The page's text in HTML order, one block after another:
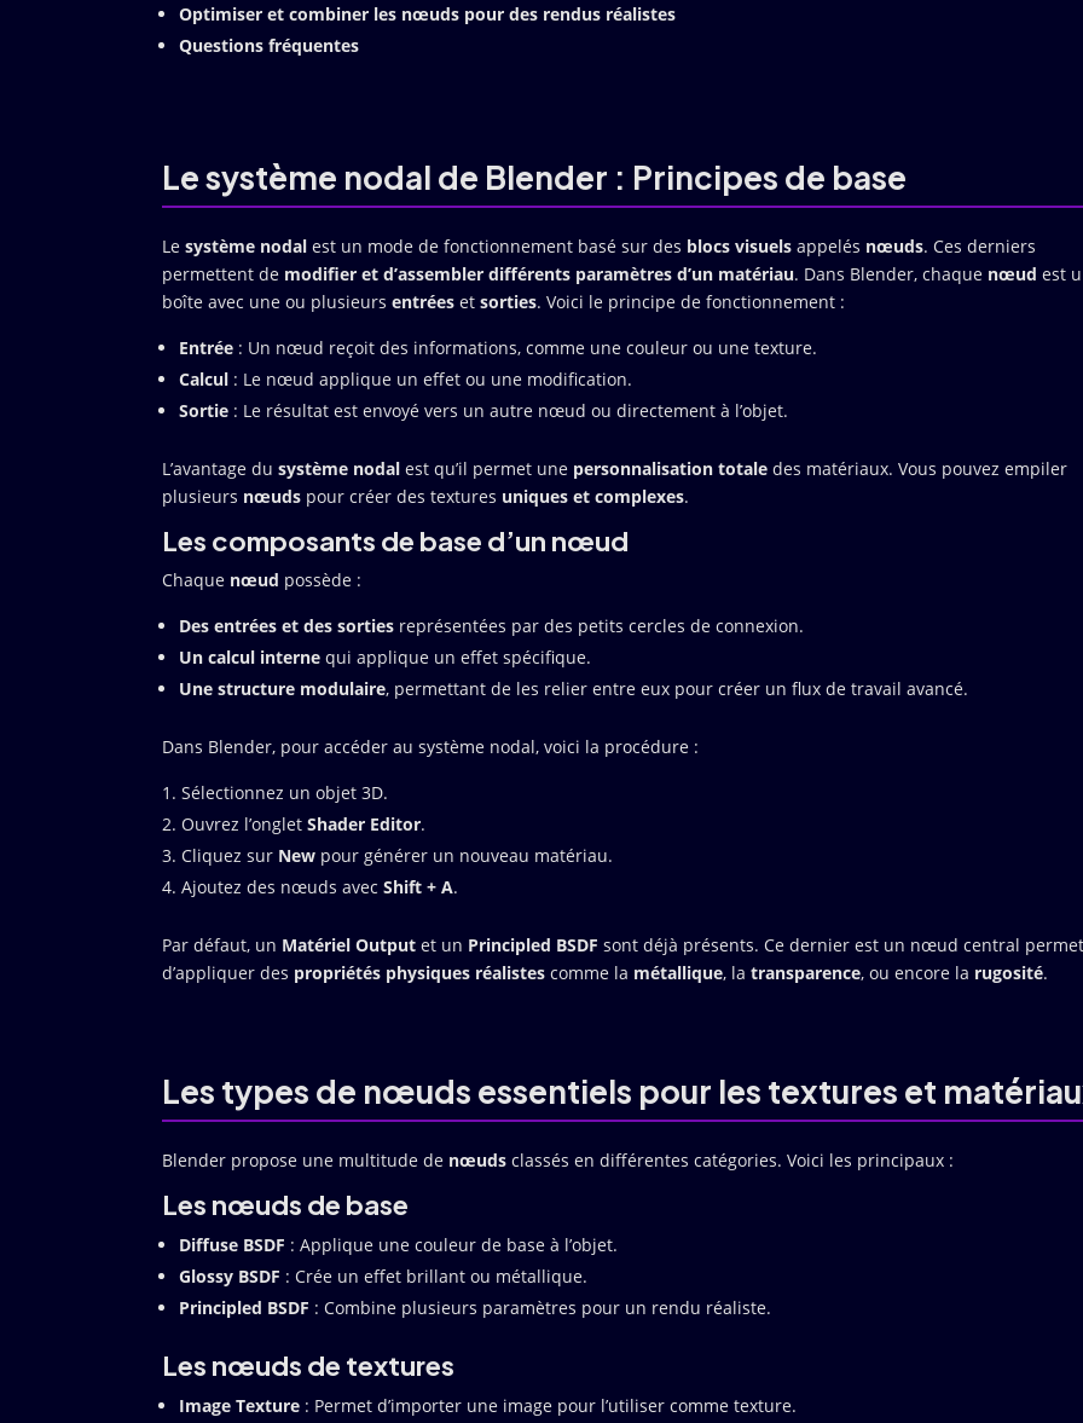
Optimiser et combiner les nœuds pour des rendus réalistes
Questions fréquentes
Le système nodal de Blender : Principes de base
Lesystème nodal est un mode de fonctionnement basé sur des blocs visuels appelés nœuds. Ces derniers
permettent de modifier et d’assembler différents paramètres d’un matériau. Dans Blender, chaque nœud est
boîte avec une ou plusieursentrées etsorties. Voici le principe de fonctionnement :
Entrée : Un nœud reçoit des informations, comme une couleur ou une texture.
Calcul : Le nœud applique un effet ou une modification.
Sortie : Le résultat est envoyé vers un autre nœud ou directement à l’objet.
L’avantage dusystème nodal est qu’il permet une personnalisation totale des matériaux. Vous pouvez empiler
plusieurs nœuds pour créer des textures uniques et complexes.
Les composants de base d’un nœud
Chaque nœud possède :
Des entrées et des sorties représentées par des petits cercles de connexion.
Un calcul interne qui applique un effet spécifique.
Une structure modulaire, permettant de les relier entre eux pour créer un flux de travail avancé.
Dans Blender, pour accéder au système nodal, voici la procédure :
Sélectionnez un objet 3D.
Ouvrez l’ongletShader Editor.
Cliquez sur New pour générer un nouveau matériau.
Ajoutez des nœuds avecShift + A.
Par défaut, un Matériel Output et un Principled BSDF sont déjà présents. Ce dernier est un nœud central
d’appliquer des propriétés physiques réalistes comme la métallique, latransparence, ou encore la rugosité.
Les types de nœuds essentiels pour les textures et
Blender propose une multitude de nœuds classés en différentes catégories. Voici les principaux :
Les nœuds de base
Diffuse BSDF : Applique une couleur de base à l’objet.
Glossy BSDF : Crée un effet brillant ou métallique.
Principled BSDF : Combine plusieurs paramètres pour un rendu réaliste.
Les nœuds de textures
Image Texture : Permet d’importer une image pour l’utiliser comme texture.